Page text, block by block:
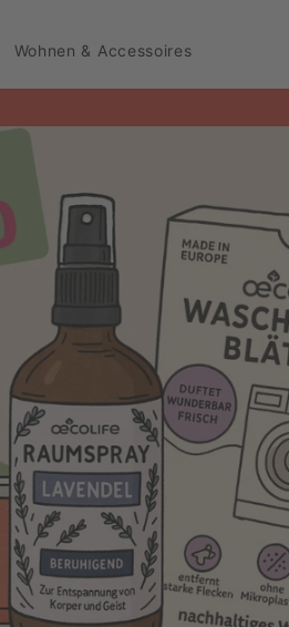
Wohnen & Accessoires